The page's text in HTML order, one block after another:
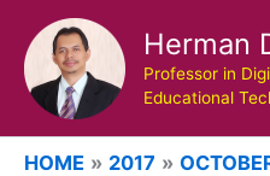
content
Herman
Professor in
Educational
HOME 2017